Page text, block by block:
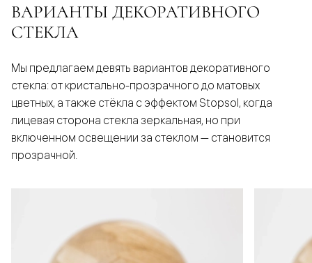
ВАРИАНТЫ ДЕКОРАТИВНОГО
СТЕКЛА
Мы предлагаем девять вариантов декоративного
стекла: от кристально-прозрачного до матовых
цветных, а также стёкла с эффектом Stopsol, когда
лицевая сторона стекла зеркальная, но при
включенном освещении за стеклом — становится
прозрачной.